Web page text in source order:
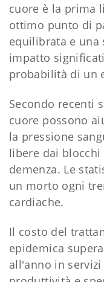
cuore è la prima
ottimo punto di
equilibrata e
impatto
probabilità di un
Secondo recenti
cuore possono
la pressione
libere dai
demenza. Le
un morto ogni
cardiache.
Il costo del
epidemica
all'anno in